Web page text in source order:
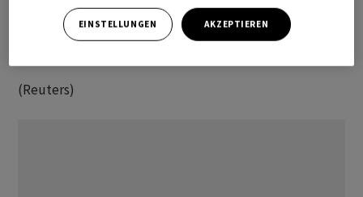
Inflationsdruck ​in ​Japan verstärken. An ⁠den
Finanzmärkten wird ​spekuliert, dass ⁠die Notenbank im
(Reuters)
EINSTELLUNGEN AKZEPTIEREN